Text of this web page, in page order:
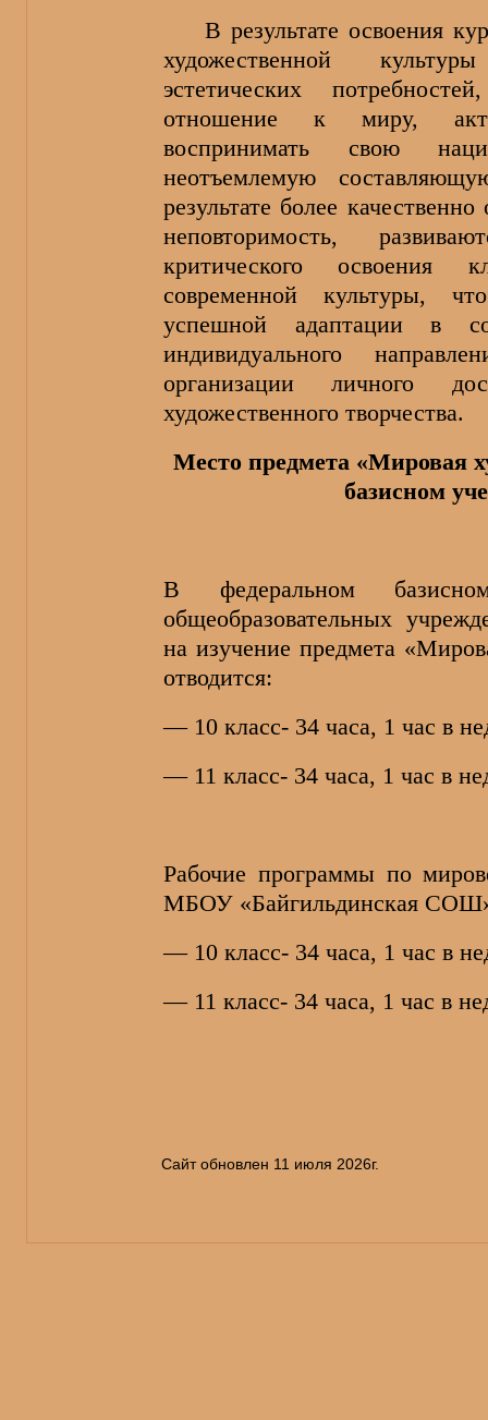
В результате освоения
художественной
эстетических
отношение к миру,
воспринимать свою
неотъемлемую
результате более
неповторимость,
критического освоения
современной культуры,
успешной адаптации в
индивидуального
организации личного
художественного творчества.
Место предмета «Мировая
базисном
В федеральном
общеобразовательных
на изучение предмета
отводится:
— 10 класс- 34 часа, 1 час в
— 11 класс- 34 часа, 1 час в
Рабочие программы по
МБОУ «Байгильдинская
— 10 класс- 34 часа, 1 час в
— 11 класс- 34 часа, 1 час в
Сайт обновлен 11 июля 2026г.